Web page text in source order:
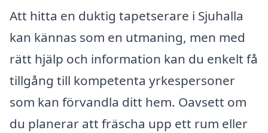
Att hitta en duktig tapetserare i Sjuhalla
kan kännas som en utmaning, men med
rätt hjälp och information kan du enkelt få
tillgång till kompetenta yrkespersoner
som kan förvandla ditt hem. Oavsett om
du planerar att fräscha upp ett rum eller